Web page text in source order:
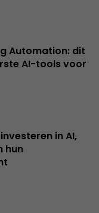
Automation: dit
AI-tools voor
in AI,
hun